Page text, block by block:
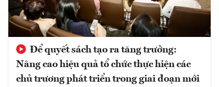
Để quyết sách tạo ra tăng trưởng:
Nâng cao hiệu quả tổ chức thực hiện các
chủ trương phát triển trong giai đoạn mới